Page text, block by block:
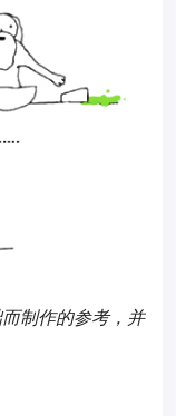
制作的参考，并